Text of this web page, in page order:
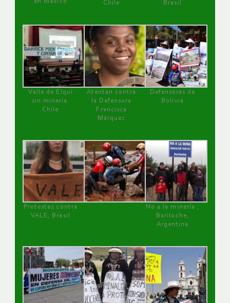
Chile
Brasil
Valle de Elqui
sin minería.
Chile
Atentan contra
la Defensora
Francisca
Márquez
Defensoras de
Bolivia
Protestas contra
VALE, Brasil
No a la minería ,
Bariloche,
Argentina